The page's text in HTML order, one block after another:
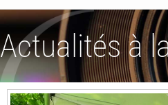
Actualités à